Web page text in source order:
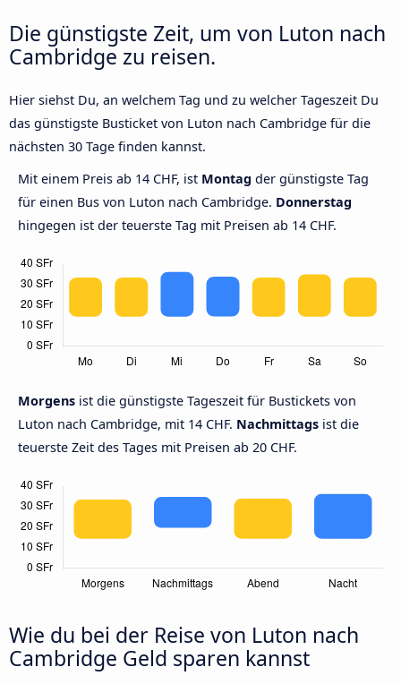
Die günstigste Zeit, um von Luton nach
Cambridge zu reisen.
Hier siehst Du, an welchem Tag und zu welcher Tageszeit Du
das günstigste Busticket von Luton nach Cambridge für die
nächsten 30 Tage finden kannst.
Mit einem Preis ab 14 CHF, ist Montag der günstigste Tag
für einen Bus von Luton nach Cambridge. Donnerstag
hingegen ist der teuerste Tag mit Preisen ab 14 CHF.
Morgens ist die günstigste Tageszeit für Bustickets von
Luton nach Cambridge, mit 14 CHF. Nachmittags ist die
teuerste Zeit des Tages mit Preisen ab 20 CHF.
Wie du bei der Reise von Luton nach
Cambridge Geld sparen kannst